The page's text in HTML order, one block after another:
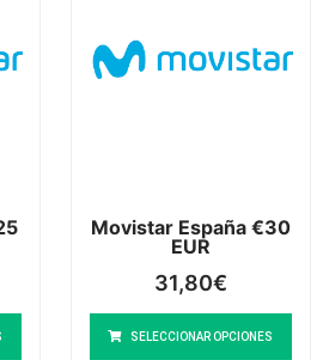
Movistar España €30
EUR
31,80€
SELECCIONAR OPCIONES